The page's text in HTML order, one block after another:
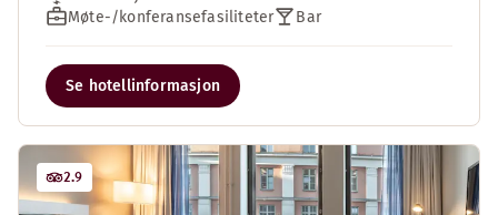
Møte-/konferansefasiliteter
Bar
Se hotellinformasjon
2.9